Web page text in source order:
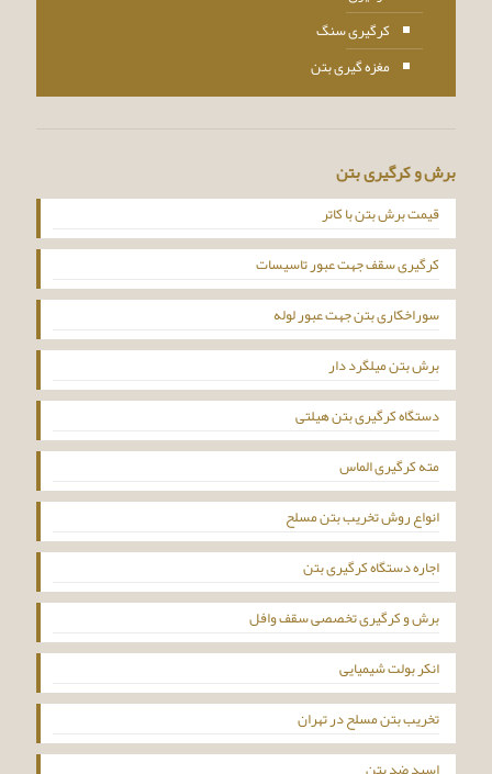
کرگیری سنگ
مغزه گیری بتن
برش و کرگیری بتن
قیمت برش بتن با کاتر
کرگیری سقف جهت عبور تاسیسات
سوراخکاری بتن جهت عبور لوله
برش بتن میلگرد دار
دستگاه کرگیری بتن هیلتی
مته کرگیری الماس
انواع روش تخریب بتن مسلح
اجاره دستگاه کرگیری بتن
برش و کرگیری تخصصی سقف وافل
انکر بولت شیمیایی
تخریب بتن مسلح در تهران